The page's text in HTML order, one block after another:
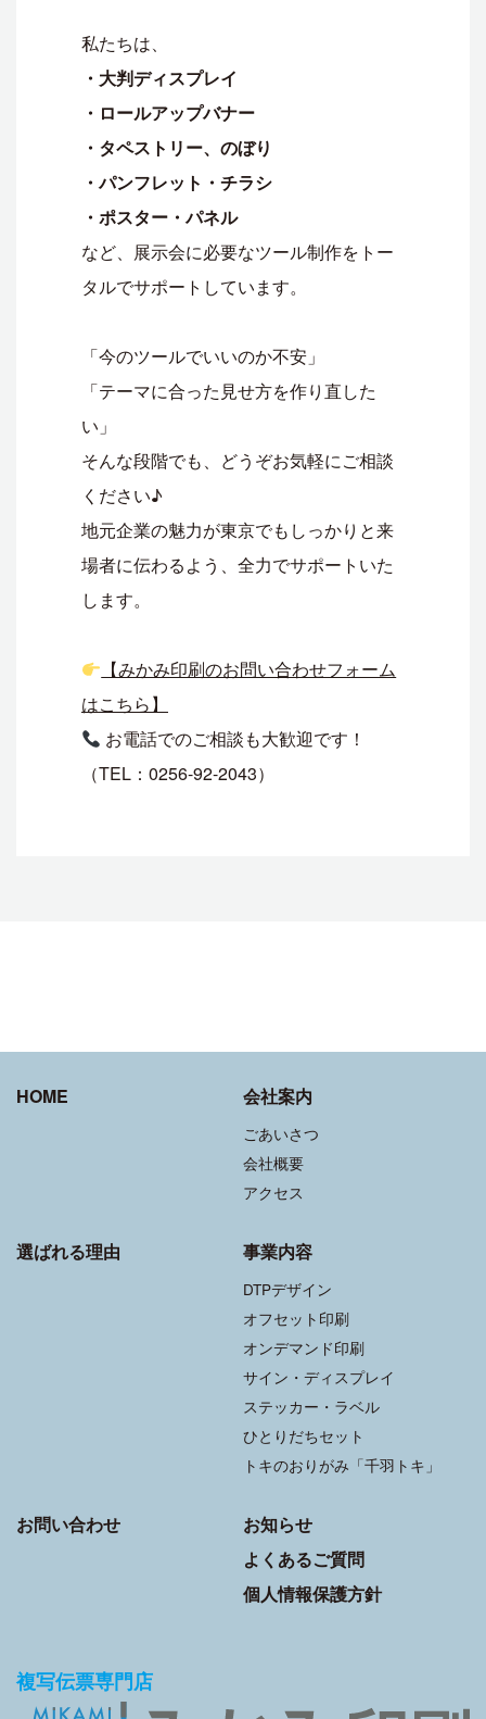
私たちは、
・大判ディスプレイ
・ロールアップバナー
・タペストリー、のぼり
・パンフレット・チラシ
・ポスター・パネル
など、展示会に必要なツール制作をトー
タルでサポートしています。
「今のツールでいいのか不安」
「テーマに合った見せ方を作り直した
い」
そんな段階でも、どうぞお気軽にご相談
ください♪
地元企業の魅力が東京でもしっかりと来
場者に伝わるよう、全力でサポートいた
します。
【みかみ印刷のお問い合わせフォーム
はこちら】
お電話でのご相談も大歓迎です！
（TEL：0256-92-2043）
HOME 会社案内
ごあいさつ
会社概要
アクセス
選ばれる理由 事業内容
DTPデザイン
オフセット印刷
オンデマンド印刷
サイン・ディスプレイ
ステッカー・ラベル
ひとりだちセット
トキのおりがみ「千羽トキ」
お問い合わせ
お知らせ
よくあるご質問
個人情報保護方針
複写伝票専門店